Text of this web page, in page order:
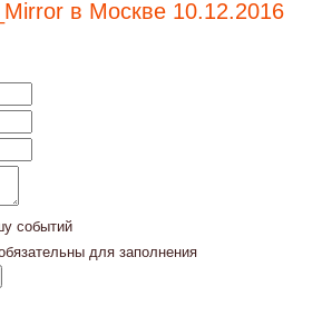
в Москве 10.12.2016
событий
для заполнения